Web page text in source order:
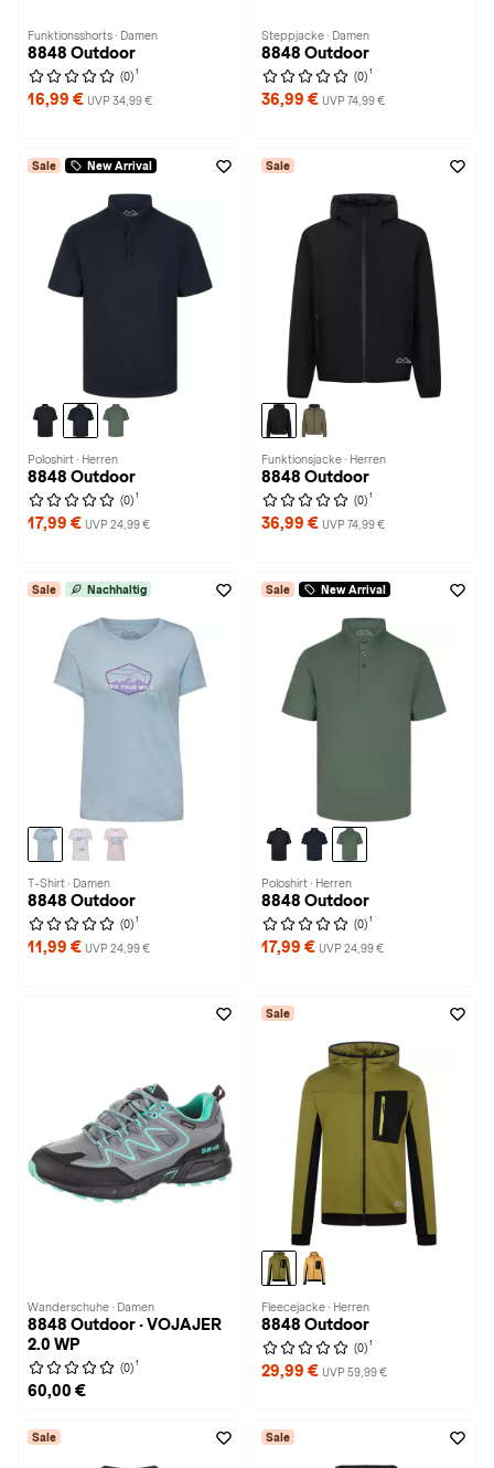
Funktionsshorts · Damen
8848 Outdoor
(0) 1
16,99 € UVP 34,99 €
Steppjacke · Damen
8848 Outdoor
(0) 1
36,99 € UVP 74,99 €
Sale New Arrival
Poloshirt · Herren
8848 Outdoor
(0) 1
17,99 € UVP 24,99 €
Sale
Funktionsjacke · Herren
8848 Outdoor
(0) 1
36,99 € UVP 74,99 €
Sale Nachhaltig
T-Shirt · Damen
8848 Outdoor
(0) 1
11,99 € UVP 24,99 €
Sale New Arrival
Poloshirt · Herren
8848 Outdoor
(0) 1
17,99 € UVP 24,99 €
Wanderschuhe · Damen
8848 Outdoor · VOJAJER
2.0 WP
(0) 1
60,00 €
Sale
Fleecejacke · Herren
8848 Outdoor
(0) 1
29,99 € UVP 59,99 €
Sale Sale